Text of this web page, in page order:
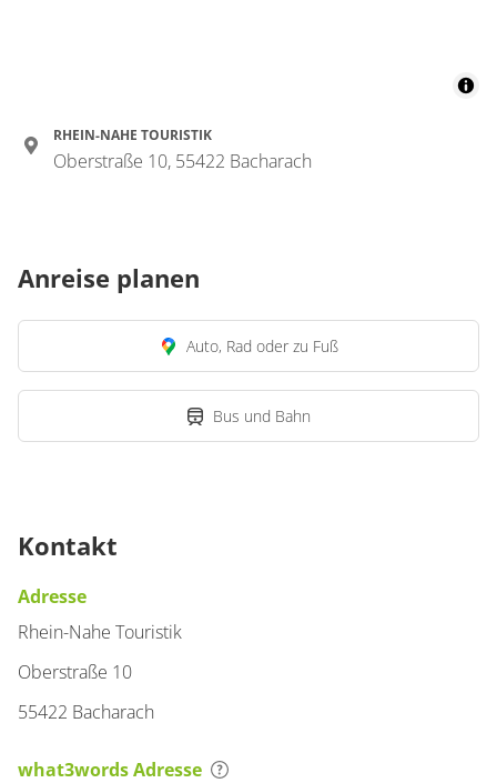
RHEIN-NAHE TOURISTIK
Oberstraße 10, 55422 Bacharach
Anreise planen
Auto, Rad oder zu Fuß
Bus und Bahn
Kontakt
Adresse
Rhein-Nahe Touristik
Oberstraße 10
55422 Bacharach
what3words Adresse